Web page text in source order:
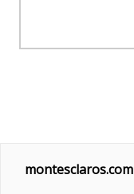
montesclaros.com